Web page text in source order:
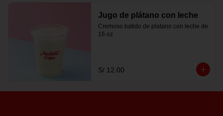
Jugo de plátano con leche
Cremoso batido de platano con leche de
16 oz
S/ 12.00